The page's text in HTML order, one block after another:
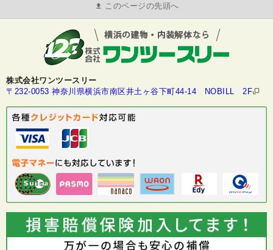
このページの先頭へ
株式会社ワンツースリー
〒232-0053 神奈川県横浜市南区井土ヶ谷下町44-14 NOBILL 2F